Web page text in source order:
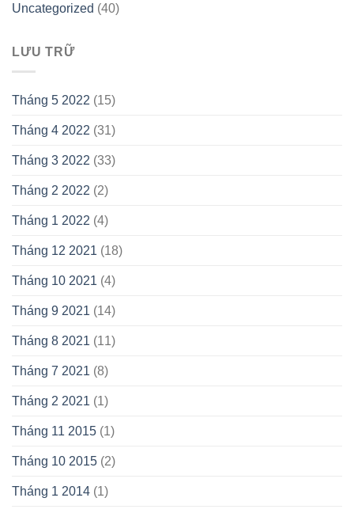
Uncategorized (40)
LƯU TRỮ
Tháng 5 2022 (15)
Tháng 4 2022 (31)
Tháng 3 2022 (33)
Tháng 2 2022 (2)
Tháng 1 2022 (4)
Tháng 12 2021 (18)
Tháng 10 2021 (4)
Tháng 9 2021 (14)
Tháng 8 2021 (11)
Tháng 7 2021 (8)
Tháng 2 2021 (1)
Tháng 11 2015 (1)
Tháng 10 2015 (2)
Tháng 1 2014 (1)